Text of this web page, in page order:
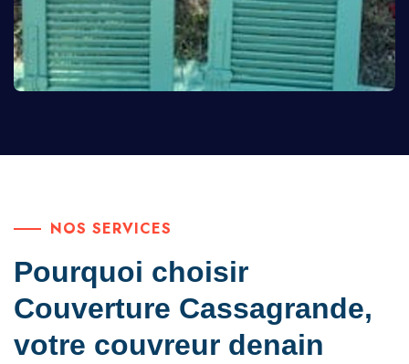
NOS SERVICES
Pourquoi choisir
Couverture Cassagrande,
votre couvreur denain